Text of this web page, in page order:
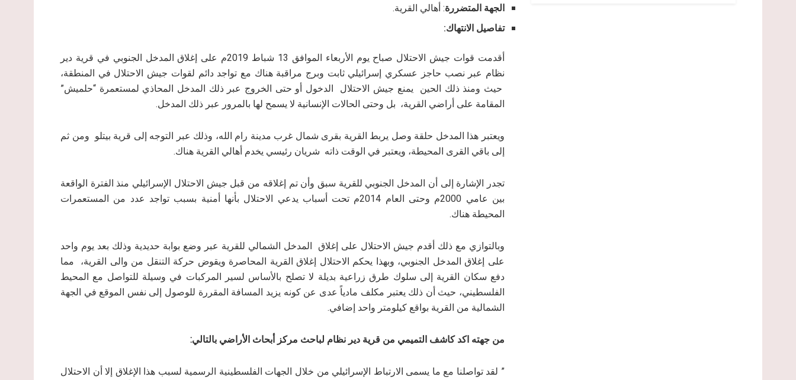
الجهة المتضررة: أهالي القرية.
تفاصيل الانتهاك:
أقدمت قوات جيش الاحتلال صباح يوم الأربعاء الموافق 13 شباط 2019م على إغلاق المدخل الجنوبي في قرية دير
نظام عبر نصب حاجز عسكري إسرائيلي ثابت وبرج مراقبة هناك مع تواجد دائم لقوات جيش الاحتلال في المنطقة،
حيث ومنذ ذلك الحين يمنع جيش الاحتلال الدخول أو حتى الخروج عبر ذلك المدخل المحاذي لمستعمرة “حلميش”
المقامة على أراضي القرية، بل وحتى الحالات الإنسانية لا يسمح لها بالمرور عبر ذلك المدخل.
ويعتبر هذا المدخل حلقة وصل يربط القرية بقرى شمال غرب مدينة رام الله، وذلك عبر التوجه إلى قرية بيتلو ومن ثم
إلى باقي القرى المحيطة، ويعتبر في الوقت ذاته شريان رئيسي يخدم أهالي القرية هناك.
تجدر الإشارة إلى أن المدخل الجنوبي للقرية سبق وأن تم إغلاقه من قبل جيش الاحتلال الإسرائيلي منذ الفترة الواقعة
بين عامي 2000م وحتى العام 2014م تحت أسباب يدعي الاحتلال بأنها أمنية بسبب تواجد عدد من المستعمرات
المحيطة هناك.
وبالتوازي مع ذلك أقدم جيش الاحتلال على إغلاق المدخل الشمالي للقرية عبر وضع بوابة حديدية وذلك بعد يوم واحد
على إغلاق المدخل الجنوبي، وبهذا يحكم الاحتلال إغلاق القرية المحاصرة ويقوض حركة التنقل من والى القرية، مما
دفع سكان القرية إلى سلوك طرق زراعية بديلة لا تصلح بالأساس لسير المركبات في وسيلة للتواصل مع المحيط
الفلسطيني، حيث أن ذلك يعتبر مكلف مادياً عدى عن كونه يزيد المسافة المقررة للوصول إلى نفس الموقع في الجهة
الشمالية من القرية بواقع كيلومتر واحد إضافي.
من جهته اكد كاشف التميمي من قرية دير نظام لباحث مركز أبحاث الأراضي بالتالي:
” لقد تواصلنا مع ما يسمى الارتباط الإسرائيلي من خلال الجهات الفلسطينية الرسمية لسبب هذا الإغلاق إلا أن الاحتلال